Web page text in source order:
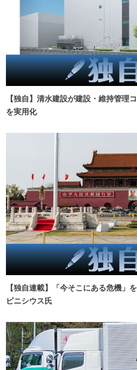
【独自】清水建設が建設・維持管理
を実用化
【独自連載】「今そこにある危機
ビニシウス氏